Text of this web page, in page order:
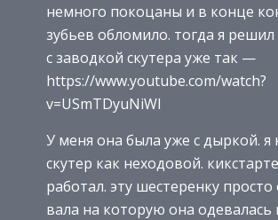
немного покоцаны и в конце
зубьев обломило. тогда я
с заводкой скутера уже так —
https://www.youtube.com/watch?
v=USmTDyuNiWI
У меня она была уже с дыркой. я
скутер как неходовой.
работал. эту шестеренку просто
вала на которую она одевалась